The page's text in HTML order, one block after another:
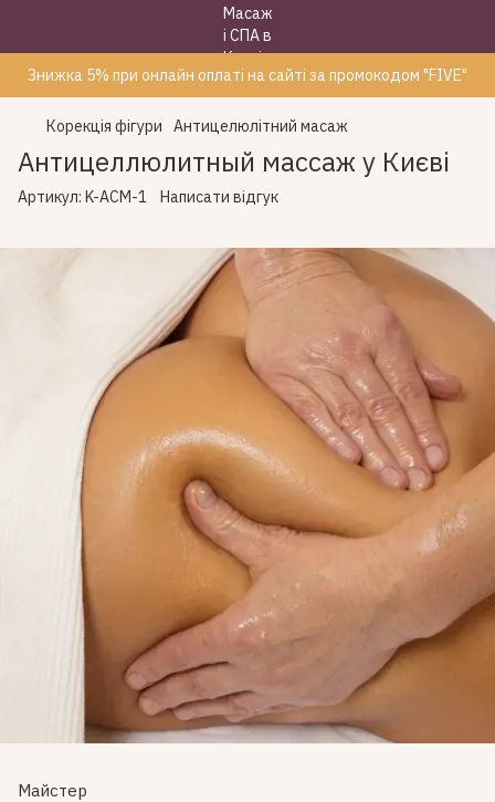
Знижка 5% при онлайн оплаті на сайті за промокодом "FIVE"
Корекція фігури Антицелюлітний масаж
Антицеллюлитный массаж у Києві
Артикул: K-AСM-1 Написати відгук
Майстер